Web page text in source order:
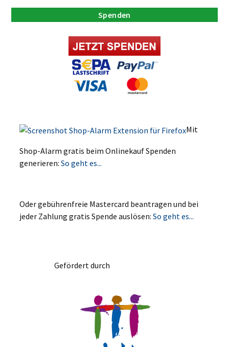
Spenden
Mit
Shop-Alarm gratis beim Onlinekauf Spenden
generieren:So geht es...
Oder gebührenfreie Mastercard beantragen und bei
jeder Zahlung gratis Spende auslösen:So geht es...
Gefördert durch